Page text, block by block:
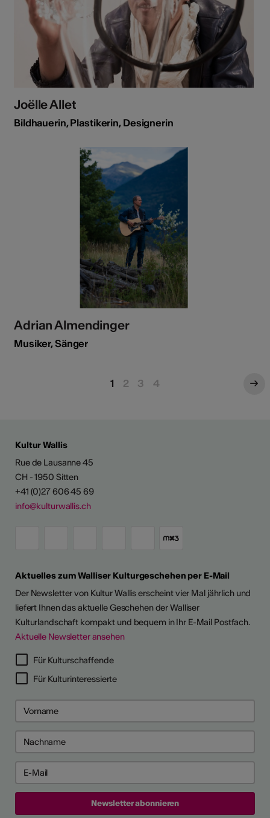
Joëlle Allet
Bildhauerin, Plastikerin, Designerin
Adrian Almendinger
Musiker, Sänger
1 2 3 4
Kultur Wallis
Rue de Lausanne 45
CH - 1950 Sitten
+41 (0)27 606 45 69
info@kulturwallis.ch
Aktuelles zum Walliser Kulturgeschehen per E-Mail
Der Newsletter von Kultur Wallis erscheint vier Mal jährlich und
liefert Ihnen das aktuelle Geschehen der Walliser
Kulturlandschaft kompakt und bequem in Ihr E-Mail Postfach.
Aktuelle Newsletter ansehen
Für Kulturschaffende
Für Kulturinteressierte